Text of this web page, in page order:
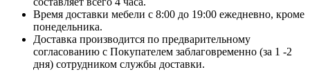
Время доставки мебели с 8:00 до 19:00 ежедневно, кроме
понедельника.
Доставка производится по предварительному
согласованию с Покупателем заблаговременно (за 1 -2
дня) сотрудником службы доставки.